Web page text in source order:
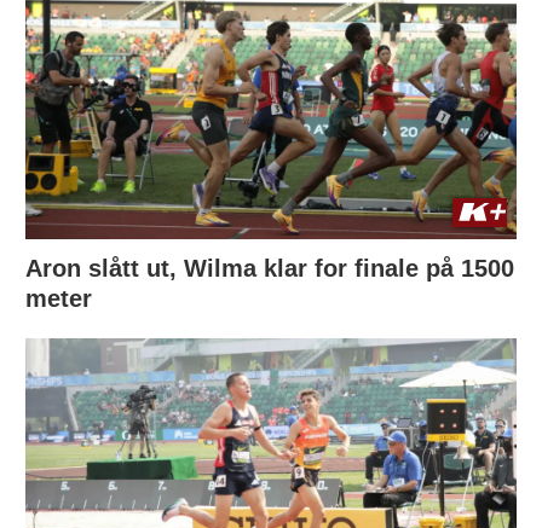
Aron slått ut, Wilma klar for finale på 1500
meter